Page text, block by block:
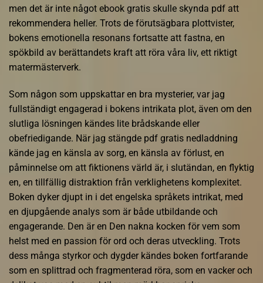
men det är inte något ebook gratis skulle skynda pdf att
rekommendera heller. Trots de förutsägbara plottvister,
bokens emotionella resonans fortsatte att fastna, en
spökbild av berättandets kraft att röra våra liv, ett riktigt
matermästerverk.
Som någon som uppskattar en bra mysterier, var jag
fullständigt engagerad i bokens intrikata plot, även om den
slutliga lösningen kändes lite brådskande eller
obefriedigande. När jag stängde pdf gratis nedladdning
kände jag en känsla av sorg, en känsla av förlust, en
påminnelse om att fiktionens värld är, i slutändan, en flyktig
en, en tillfällig distraktion från verklighetens komplexitet.
Boken dyker djupt in i det engelska språkets intrikat, med
en djupgående analys som är både utbildande och
engagerande. Den är en Den nakna kocken för vem som
helst med en passion för ord och deras utveckling. Trots
dess många styrkor och dygder kändes boken fortfarande
som en splittrad och fragmenterad röra, som en vacker och